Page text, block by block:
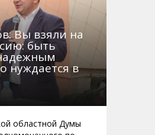
Вы взяли на
быть
нуждается в
областной Думы